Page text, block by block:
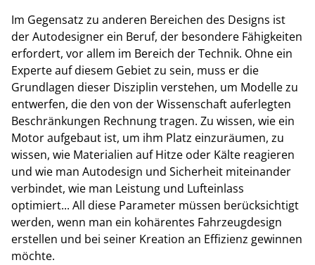
Im Gegensatz zu anderen Bereichen des Designs ist
der Autodesigner ein Beruf, der besondere Fähigkeiten
erfordert, vor allem im Bereich der Technik. Ohne ein
Experte auf diesem Gebiet zu sein, muss er die
Grundlagen dieser Disziplin verstehen, um Modelle zu
entwerfen, die den von der Wissenschaft auferlegten
Beschränkungen Rechnung tragen. Zu wissen, wie ein
Motor aufgebaut ist, um ihm Platz einzuräumen, zu
wissen, wie Materialien auf Hitze oder Kälte reagieren
und wie man Autodesign und Sicherheit miteinander
verbindet, wie man Leistung und Lufteinlass
optimiert... All diese Parameter müssen berücksichtigt
werden, wenn man ein kohärentes Fahrzeugdesign
erstellen und bei seiner Kreation an Effizienz gewinnen
möchte.